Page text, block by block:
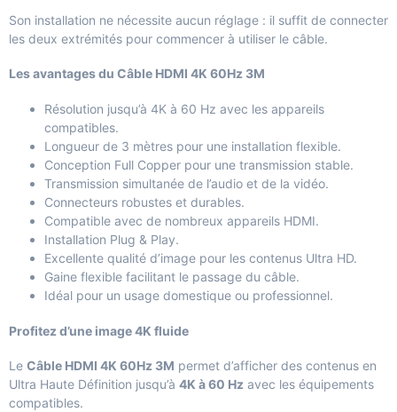
Son installation ne nécessite aucun réglage : il suffit de connecter
les deux extrémités pour commencer à utiliser le câble.
Les avantages du Câble HDMI 4K 60Hz 3M
Résolution jusqu’à 4K à 60 Hz avec les appareils
compatibles.
Longueur de 3 mètres pour une installation flexible.
Conception Full Copper pour une transmission stable.
Transmission simultanée de l’audio et de la vidéo.
Connecteurs robustes et durables.
Compatible avec de nombreux appareils HDMI.
Installation Plug & Play.
Excellente qualité d’image pour les contenus Ultra HD.
Gaine flexible facilitant le passage du câble.
Idéal pour un usage domestique ou professionnel.
Profitez d’une image 4K fluide
Le Câble HDMI 4K 60Hz 3M permet d’afficher des contenus en
Ultra Haute Définition jusqu’à 4K à 60 Hz avec les équipements
compatibles.